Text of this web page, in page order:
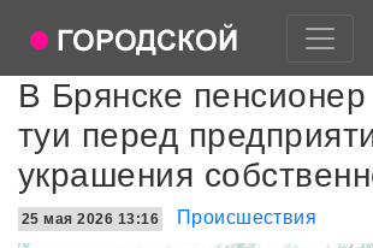
В Брянске
туи перед
украшения
25 мая 2026 13:16 Происшествия